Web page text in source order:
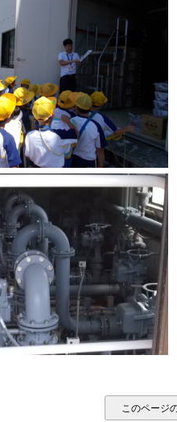
このページ